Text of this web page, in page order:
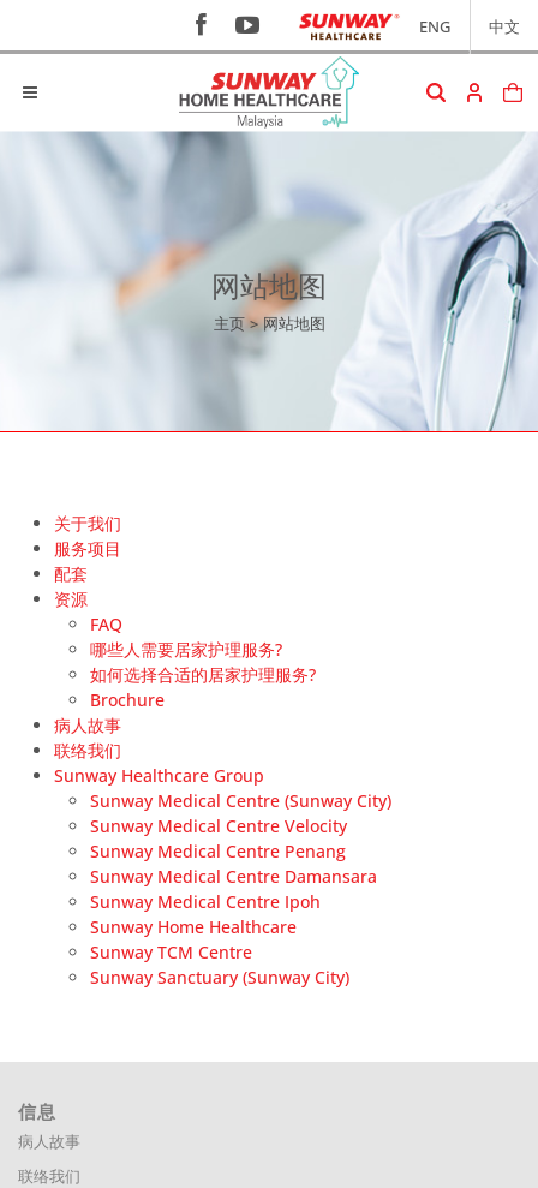
ENG 中文
网站地图
主页 > 网站地图
关于我们
服务项目
配套
资源
FAQ
哪些人需要居家护理服务?
如何选择合适的居家护理服务?
Brochure
病人故事
联络我们
Sunway Healthcare Group
Sunway Medical Centre (Sunway City)
Sunway Medical Centre Velocity
Sunway Medical Centre Penang
Sunway Medical Centre Damansara
Sunway Medical Centre Ipoh
Sunway Home Healthcare
Sunway TCM Centre
Sunway Sanctuary (Sunway City)
信息
病人故事
联络我们